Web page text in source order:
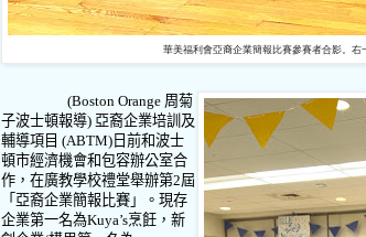
華美福利會亞裔企業簡報比賽參賽者合影。右
(Boston Orange 周菊
子波士頓報導) 亞裔企業培訓及
輔導項目 (ABTM) 日前和波士
頓市經濟機會和包容辦公室合
作，在廣教學校禮堂舉辦第2屆
「亞裔企業簡報比賽」。現存
企業第一名為Kuya’s烹飪，新